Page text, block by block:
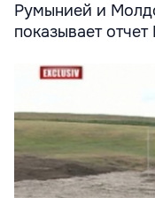
Румынией и
показывает